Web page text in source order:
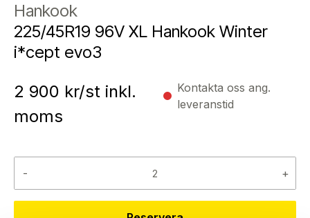
Hankook
225/45R19 96V XL Hankook Winter
i*cept evo3
2 900 kr/st inkl.
moms
Kontakta oss ang.
leveranstid
- +